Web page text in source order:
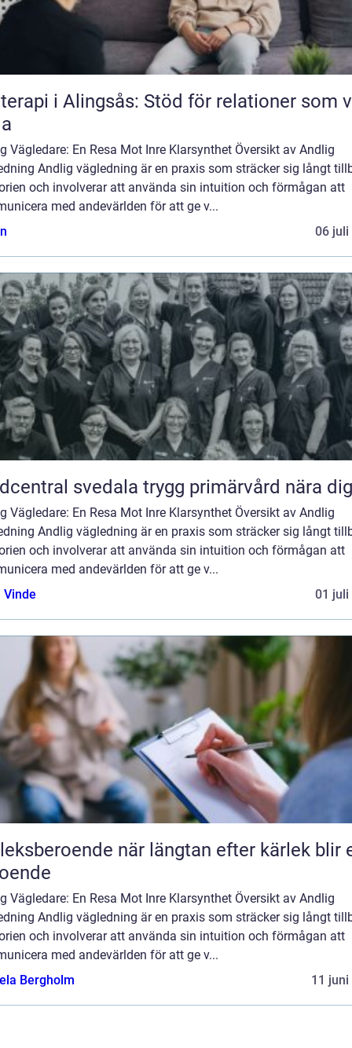
i Alingsås: Stöd för relationer som
Vägledare: En Resa Mot Inre Klarsynthet Översikt av Andlig
Andlig vägledning är en praxis som sträcker sig långt
och involverar att använda sin intuition och förmågan att
med andevärlden för att ge v...
06 juli
Vårdcentral svedala trygg primärvård nära dig
Vägledare: En Resa Mot Inre Klarsynthet Översikt av Andlig
Andlig vägledning är en praxis som sträcker sig långt
och involverar att använda sin intuition och förmågan att
med andevärlden för att ge v...
Vinde
01 juli
när längtan efter kärlek blir ett
Vägledare: En Resa Mot Inre Klarsynthet Översikt av Andlig
Andlig vägledning är en praxis som sträcker sig långt
och involverar att använda sin intuition och förmågan att
med andevärlden för att ge v...
Bergholm
11 juni